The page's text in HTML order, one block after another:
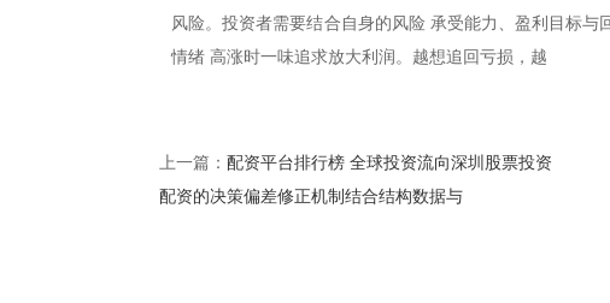
风险。投资者需要结合自身的风险 承受能力、盈利目标
情绪 高涨时一味追求放大利润。越想追回亏损，越
上一篇： 配资平台排行榜 全球投资流向深圳股票投资
配资的决策偏差修正机制结合结构数据与